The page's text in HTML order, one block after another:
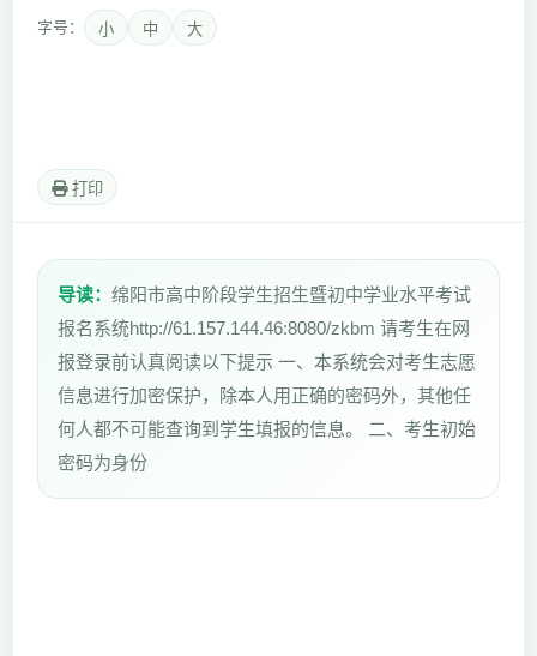
字号： 小 中 大
打印
导读： 绵阳市高中阶段学生招生暨初中学业水平考试
报名系统http://61.157.144.46:8080/zkbm 请考生在网
报登录前认真阅读以下提示 一、本系统会对考生志愿
信息进行加密保护，除本人用正确的密码外，其他任
何人都不可能查询到学生填报的信息。 二、考生初始
密码为身份